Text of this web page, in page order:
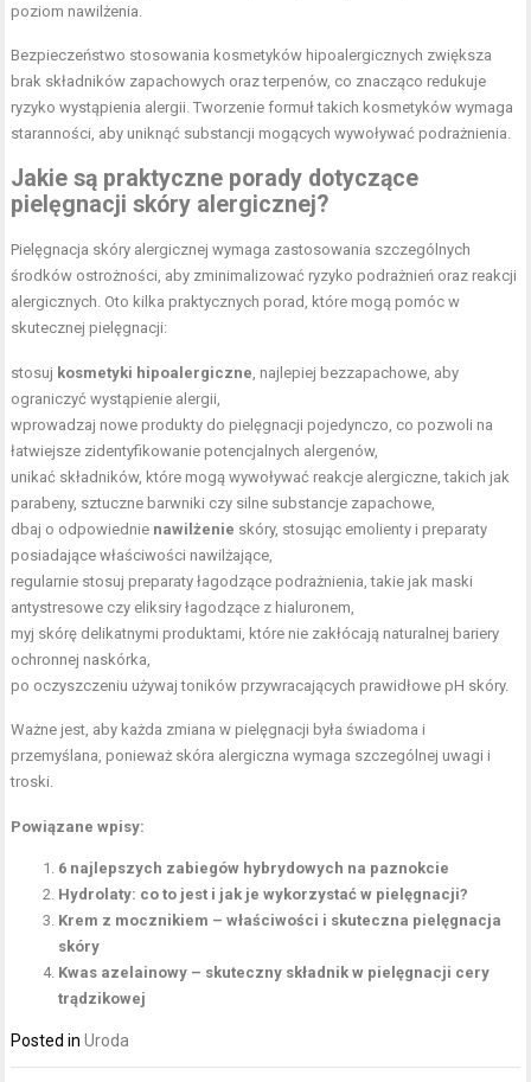
poziom nawilżenia.
Bezpieczeństwo stosowania kosmetyków hipoalergicznych zwiększa
brak składników zapachowych oraz terpenów, co znacząco redukuje
ryzyko wystąpienia alergii. Tworzenie formuł takich kosmetyków wymaga
staranności, aby uniknąć substancji mogących wywoływać podrażnienia.
Jakie są praktyczne porady dotyczące
pielęgnacji skóry alergicznej?
Pielęgnacja skóry alergicznej wymaga zastosowania szczególnych
środków ostrożności, aby zminimalizować ryzyko podrażnień oraz reakcji
alergicznych. Oto kilka praktycznych porad, które mogą pomóc w
skutecznej pielęgnacji:
stosuj kosmetyki hipoalergiczne , najlepiej bezzapachowe, aby
ograniczyć wystąpienie alergii,
wprowadzaj nowe produkty do pielęgnacji pojedynczo, co pozwoli na
łatwiejsze zidentyfikowanie potencjalnych alergenów,
unikać składników, które mogą wywoływać reakcje alergiczne, takich jak
parabeny, sztuczne barwniki czy silne substancje zapachowe,
dbaj o odpowiednie nawilżenie skóry, stosując emolienty i preparaty
posiadające właściwości nawilżające,
regularnie stosuj preparaty łagodzące podrażnienia, takie jak maski
antystresowe czy eliksiry łagodzące z hialuronem,
myj skórę delikatnymi produktami, które nie zakłócają naturalnej bariery
ochronnej naskórka,
po oczyszczeniu używaj toników przywracających prawidłowe pH skóry.
Ważne jest, aby każda zmiana w pielęgnacji była świadoma i
przemyślana, ponieważ skóra alergiczna wymaga szczególnej uwagi i
troski.
Powiązane wpisy:
6 najlepszych zabiegów hybrydowych na paznokcie
Hydrolaty: co to jest i jak je wykorzystać w pielęgnacji?
Krem z mocznikiem – właściwości i skuteczna pielęgnacja
skóry
Kwas azelainowy – skuteczny składnik w pielęgnacji cery
trądzikowej
Posted inUroda